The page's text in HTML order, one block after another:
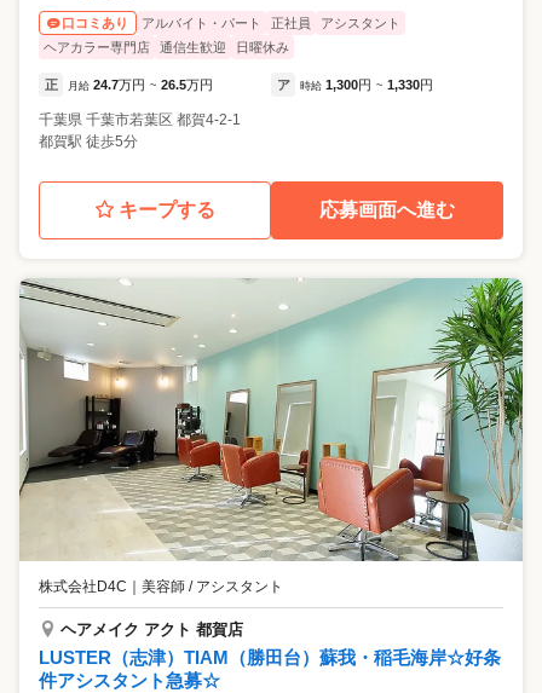
口コミあり アルバイト・パート 正社員
アシスタント
ヘアカラー専門店
通信生歓迎 日曜休み
正 月給 24.7万円 ~ 26.5万円 ア 時給 1,300円 ~ 1,330円
千葉県 千葉市若葉区 都賀4-2-1
都賀駅 徒歩5分
キープする 応募画面へ進む
株式会社D4C 美容師 / アシスタント
ヘアメイク アクト 都賀店
LUSTER（志津）TIAM（勝田台）蘇我・稲毛海岸☆好条
件アシスタント急募☆